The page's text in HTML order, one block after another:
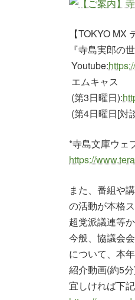
【TOKYO MX
『寺島実郎の
Youtube:
エムキャス
(第3日曜日):
(第4日曜日[対
*寺島文庫ウェ
https://
また、番組や
の活動が本格
超党派議連等
今般、協議会
について、本
紹介動画(約5
宜しければ下